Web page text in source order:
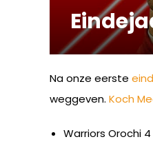
Na onze eerste
weggeven. Koch
Warriors Orochi